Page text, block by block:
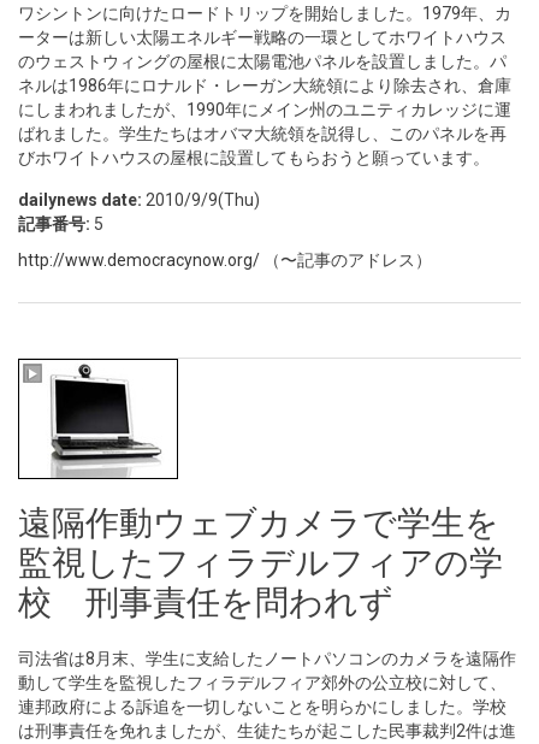
ワシントンに向けたロードトリップを開始しました。1979年、カ
ーターは新しい太陽エネルギー戦略の一環としてホワイトハウス
のウェストウィングの屋根に太陽電池パネルを設置しました。パ
ネルは1986年にロナルド・レーガン大統領により除去され、倉庫
にしまわれましたが、1990年にメイン州のユニティカレッジに運
ばれました。学生たちはオバマ大統領を説得し、このパネルを再
びホワイトハウスの屋根に設置してもらおうと願っています。
dailynews date: 2010/9/9(Thu)
記事番号: 5
http://www.democracynow.org/
（〜記事のアドレス）
遠隔作動ウェブカメラで学生を
監視したフィラデルフィアの学
校 刑事責任を問われず
司法省は8月末、学生に支給したノートパソコンのカメラを遠隔作
動して学生を監視したフィラデルフィア郊外の公立校に対して、
連邦政府による訴追を一切しないことを明らかにしました。学校
は刑事責任を免れましたが、生徒たちが起こした民事裁判2件は進